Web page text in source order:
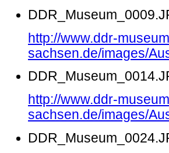
http://www.ddr-
sachsen.de/images/
http://www.ddr-
sachsen.de/images/